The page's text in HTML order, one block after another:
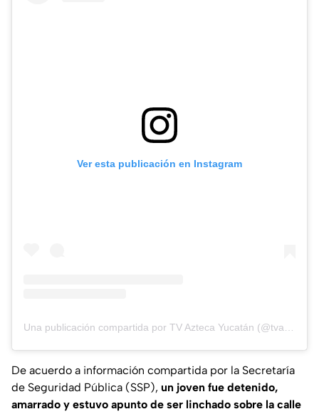
Ver esta publicación en Instagram
Una publicación compartida por TV Azteca Yucatán (@tvaztecayucatan)
De acuerdo a información compartida por la Secretaría
de Seguridad Pública (SSP), un joven fue detenido,
amarrado y estuvo apunto de ser linchado sobre la calle